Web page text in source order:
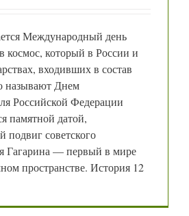
Международный день
космос, который в России и
входивших в состав
Днем
Российской Федерации
памятной датой,
подвиг советского
Гагарина — первый в мире
пространстве. История 12